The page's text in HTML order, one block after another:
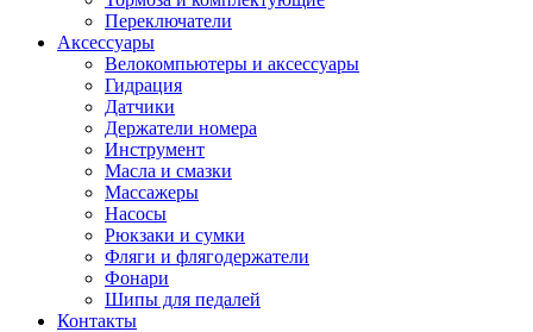
Переключатели
Аксессуары
Велокомпьютеры и аксессуары
Гидрация
Датчики
Держатели номера
Инструмент
Масла и смазки
Массажеры
Насосы
Рюкзаки и сумки
Фляги и флягодержатели
Фонари
Шипы для педалей
Контакты